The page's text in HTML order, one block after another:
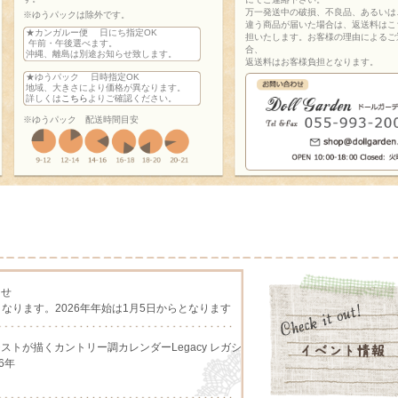
※ゆうパックは除外です。
★カンガルー便 日にち指定OK
午前・午後選べます。
沖縄、離島は別途お知らせ致します。
★ゆうパック 日時指定OK
地域、大きさにより価格が異なります。
詳しくは こちら よりご確認ください。
※ゆうパック 配送時間目安
万一発送中の破損、不良品、あるい
違う商品が届いた場合は、返送料は
担いたします。お客様の理由による
合、
返送料はお客様負担となります。
ります。2026年年始は1月5日からとなります
トが描くカントリー調カレンダーLegacy レガシ
年